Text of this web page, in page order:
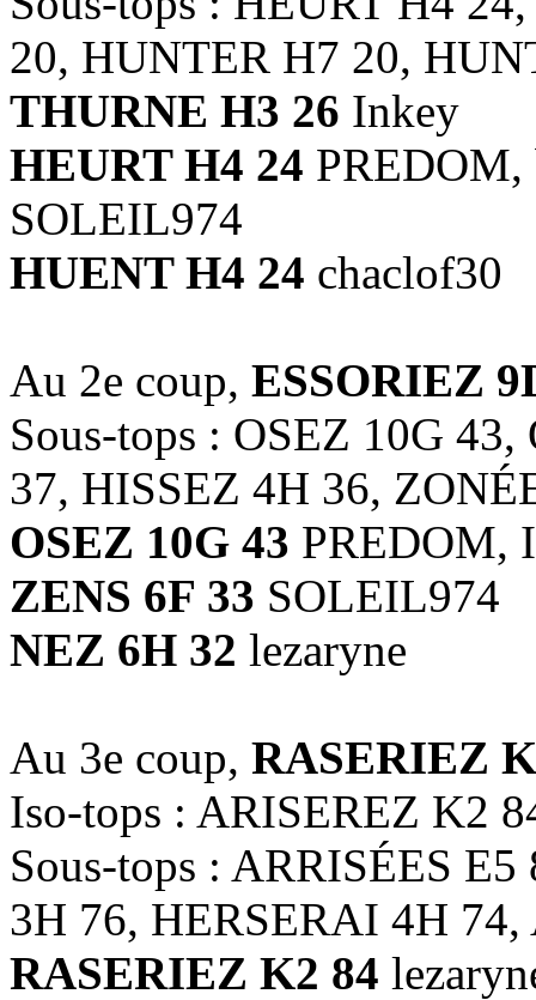
20, HUNTER H7 20,
THURNE H3 26 Inkey
HEURT H4 24 PREDOM,
SOLEIL974
HUENT H4 24 chaclof30
Au 2e coup, ESSORIEZ
Sous-tops : OSEZ 10G
37, HISSEZ 4H 36,
OSEZ 10G 43 PREDOM,
ZENS 6F 33 SOLEIL974
NEZ 6H 32 lezaryne
Au 3e coup, RASERIEZ
Iso-tops : ARISEREZ K2
Sous-tops : ARRISÉES
3H 76, HERSERAI 4H
RASERIEZ K2 84